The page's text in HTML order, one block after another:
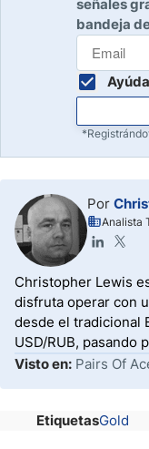
señales
bandeja
Por
Analista
Christopher Lewis
disfruta operar con
desde el tradicional
USD/RUB, pasando
Visto en: Pairs Of
EtiquetasGold